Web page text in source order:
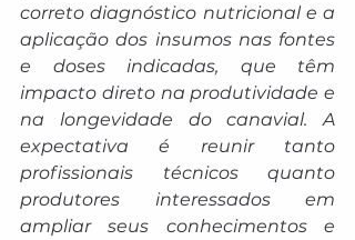
correto diagnóstico nutricional e a
aplicação dos insumos nas fontes
e doses indicadas, que têm
impacto direto na produtividade e
na longevidade do canavial. A
expectativa é reunir tanto
profissionais técnicos quanto
produtores interessados em
ampliar seus conhecimentos e